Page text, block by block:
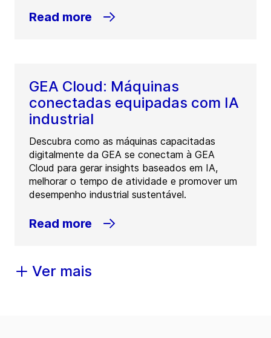
Read more
GEA Cloud: Máquinas
conectadas equipadas com IA
industrial
Descubra como as máquinas capacitadas
digitalmente da GEA se conectam à GEA
Cloud para gerar insights baseados em IA,
melhorar o tempo de atividade e promover um
desempenho industrial sustentável.
Read more
Ver mais